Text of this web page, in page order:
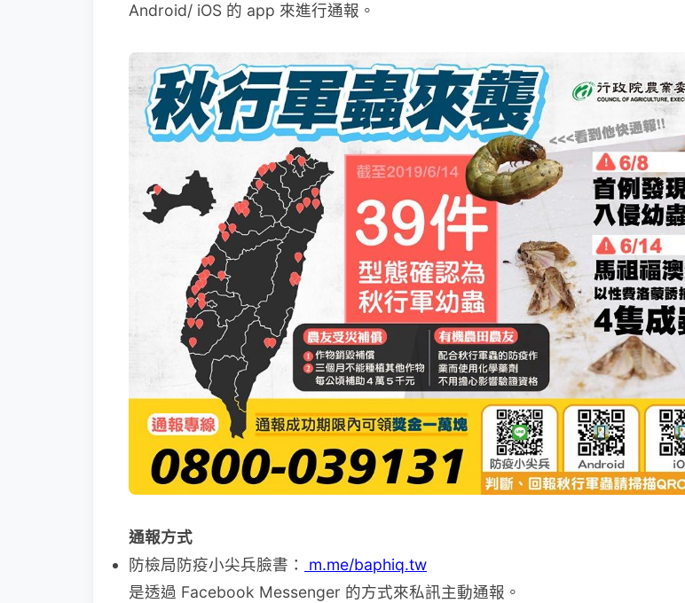
Android/ iOS 的 app 來進行通報。
通報方式
防檢局防疫小尖兵臉書：
m.me/baphiq.tw
是透過 Facebook Messenger 的方式來私訊主動通報。